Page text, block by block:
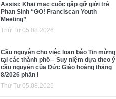
Assisi: Khai mạc cuộc gặp gỡ giới trẻ
Phan Sinh “GO! Franciscan Youth
Meeting”
Thứ Tư 05.08.2026
Cầu nguyện cho việc loan báo Tin mừng
tại các thành phố – Suy niệm dựa theo ý
cầu nguyện của Đức Giáo hoàng tháng
8/2026 phần I
Thứ Tư 05.08.2026